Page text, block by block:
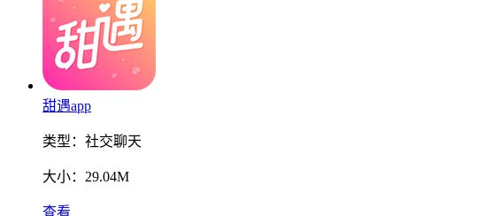
甜遇app
类型： 社交聊天
大小： 29.04M
查看